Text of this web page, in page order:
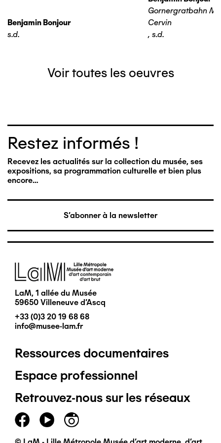
Benjamin Bonjour
s.d.
Gornergratbahn
Cervin
, s.d.
Voir toutes les oeuvres
Restez informés !
Recevez les actualités sur la collection du musée, ses
expositions, sa programmation culturelle et bien plus
encore…
S'abonner à la newsletter
Image
LaM, 1 allée du Musée
59650 Villeneuve d'Ascq
+33 (0)3 20 19 68 68
info@musee-lam.fr
Pied
de
page
principal
Ressources documentaires
Espace professionnel
Retrouvez-nous sur les réseaux